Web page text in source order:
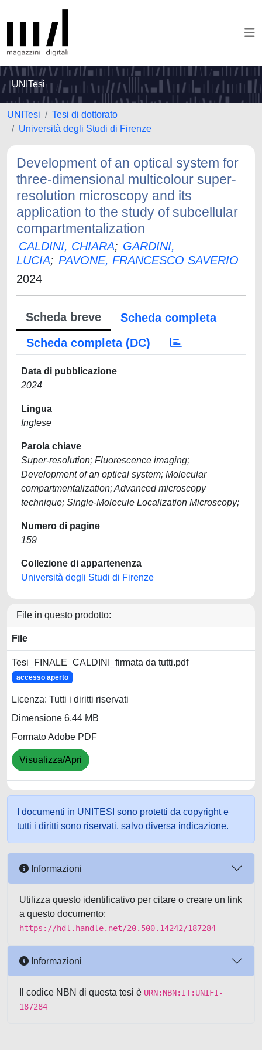
UNITesi
UNITesi
Tesi di dottorato
Università degli Studi di Firenze
Development of an optical system for
three-dimensional multicolour super-
resolution microscopy and its
application to the study of subcellular
compartmentalization
CALDINI, CHIARA; GARDINI,
LUCIA; PAVONE, FRANCESCO SAVERIO
2024
Scheda breve
Scheda completa
Scheda completa (DC)
Data di pubblicazione
2024
Lingua
Inglese
Parola chiave
Super-resolution; Fluorescence imaging;
Development of an optical system; Molecular
compartmentalization; Advanced microscopy
technique; Single-Molecule Localization Microscopy;
Numero di pagine
159
Collezione di appartenenza
Università degli Studi di Firenze
File in questo prodotto:
File
Tesi_FINALE_CALDINI_firmata da tutti.pdf
accesso aperto
Licenza: Tutti i diritti riservati
Dimensione 6.44 MB
Formato Adobe PDF
Visualizza/Apri
I documenti in UNITESI sono protetti da copyright e
tutti i diritti sono riservati, salvo diversa indicazione.
Informazioni
Utilizza questo identificativo per citare o creare un link
a questo documento:
https://hdl.handle.net/20.500.14242/187284
Informazioni
Il codice NBN di questa tesi è URN:NBN:IT:UNIFI-
187284